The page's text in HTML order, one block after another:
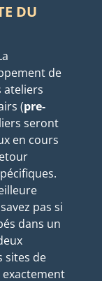
DU
de
ateliers
(pre-
seront
en cours
pas si
dans un
sites de
exactement